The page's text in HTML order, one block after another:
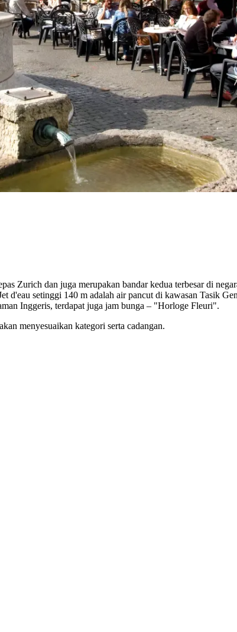
Zurich dan juga merupakan bandar kedua terbesar di
d'eau setinggi 140 m adalah air pancut di kawasan Tasik
Inggeris, terdapat juga jam bunga – "Horloge Fleuri".
menyesuaikan kategori serta cadangan.